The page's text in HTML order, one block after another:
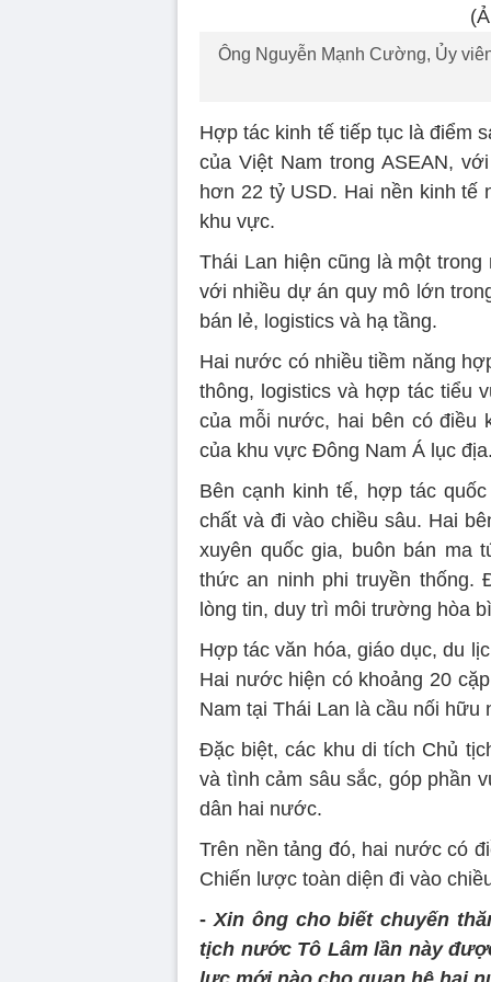
Ông Nguyễn Mạnh Cường, Ủy
Hợp tác kinh tế tiếp tục là điểm
của Việt Nam trong ASEAN,
hơn 22 tỷ USD. Hai nền kinh tế
khu vực.
Thái Lan hiện cũng là một
với nhiều dự án quy mô lớn
bán lẻ, logistics và hạ tầng.
Hai nước có nhiều tiềm năng
thông, logistics và hợp tác tiểu
của mỗi nước, hai bên có điều
của khu vực Đông Nam Á lục
Bên cạnh kinh tế, hợp tác
chất và đi vào chiều sâu. Hai
xuyên quốc gia, buôn bán ma
thức an ninh phi truyền thống.
lòng tin, duy trì môi trường hòa
Hợp tác văn hóa, giáo dục, du
Hai nước hiện có khoảng 20
Nam tại Thái Lan là cầu nối hữu
Đặc biệt, các khu di tích Chủ
và tình cảm sâu sắc, góp phần
dân hai nước.
Trên nền tảng đó, hai nước có
Chiến lược toàn diện đi vào
-Xin ông cho biết chuyến
tịch nước Tô Lâm lần này